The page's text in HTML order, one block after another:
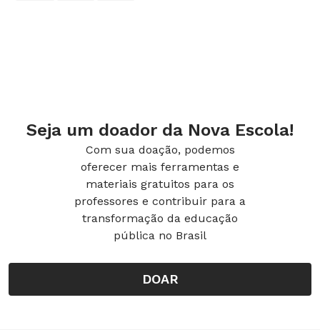
Seja um doador da Nova Escola!
Com sua doação, podemos
oferecer mais ferramentas e
materiais gratuitos para os
professores e contribuir para a
transformação da educação
pública no Brasil
DOAR